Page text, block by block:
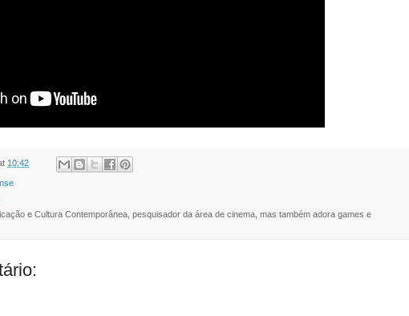
10:42
e Cultura Contemporânea, pesquisador da área de cinema, mas também adora games e